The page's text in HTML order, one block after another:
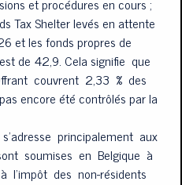
S'INSCRIRE
Tax Shelter levés en attente
et les fonds propres de
de 42,9. Cela signifie que
couvrent 2,33 % des
encore été contrôlés par la
principalement aux
soumises en Belgique à
l’impôt des non-résidents
TO ENHANCE YOUR USER
to us doing so. En savoir plus